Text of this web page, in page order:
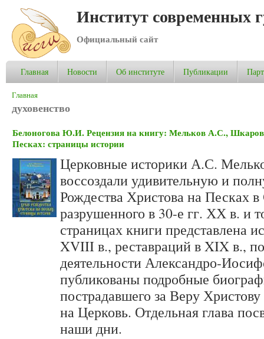
Институт современных
Официальный сайт
Главная Новости Об институте Публикации
Вы здесь
Главная
духовенство
Белоногова Ю.И. Рецензия на книгу: Мельков А.С.,
Песках: страницы истории
Церковные историки А.С.
воссоздали удивительную и
Рождества Христова на Песках
разрушенного в 30-е гг. ХХ в. и
страницах книги представлена
XVIII в., реставраций в XIX в.,
деятельности Александро-
публикованы подробные
пострадавшего за Веру
на Церковь. Отдельная глава
наши дни.